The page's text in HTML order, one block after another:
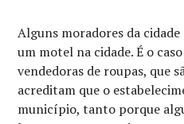
Alguns moradores da
um motel na cidade. É o
vendedoras de roupas, que
acreditam que o
município, tanto porque